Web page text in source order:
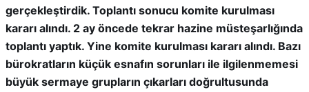
gerçekleştirdik. Toplantı sonucu komite kurulması
kararı alındı. 2 ay öncede tekrar hazine müsteşarlığında
toplantı yaptık. Yine komite kurulması kararı alındı. Bazı
bürokratların küçük esnafın sorunları ile ilgilenmemesi
büyük sermaye grupların çıkarları doğrultusunda